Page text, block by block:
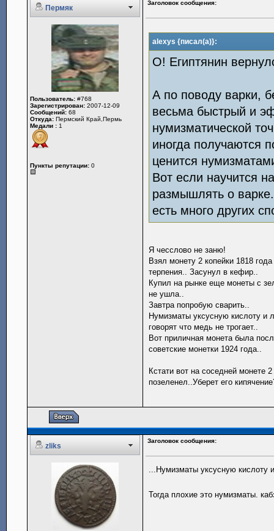
Пермяк
Заголовок сообщения:
Пользователь: #768
Зарегистрирован: 2007-12-09
Сообщений: 68
Откуда: Пермский Край,Пермь
Медали : 1
Пункты репутации: 0
alexys {писал(а)}:
О! Египтянин
А по поводу варки,
весьма быстрый и
нумизматической
иногда получаются
ценится
Вот если научится
размышлять о
есть много других
Я чесслово не заню!
Взял монету 2 копейки 1818
терпения.. Засунул в кефир..
Купил на рынке еще монеты с
не ушла..
Завтра попробую сварить..
Нумизматы уксусную кислоту и
говорят что медь не трогает..
Вот приличная монета была
советские монетки 1924 года..
Кстати вот на соседней монете
позеленел..Уберет его
zliks
Заголовок сообщения:
...Нумизматы уксусную кислоту
Тогда плохие это нумизматы.